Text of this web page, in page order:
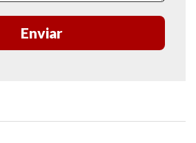
Enviar